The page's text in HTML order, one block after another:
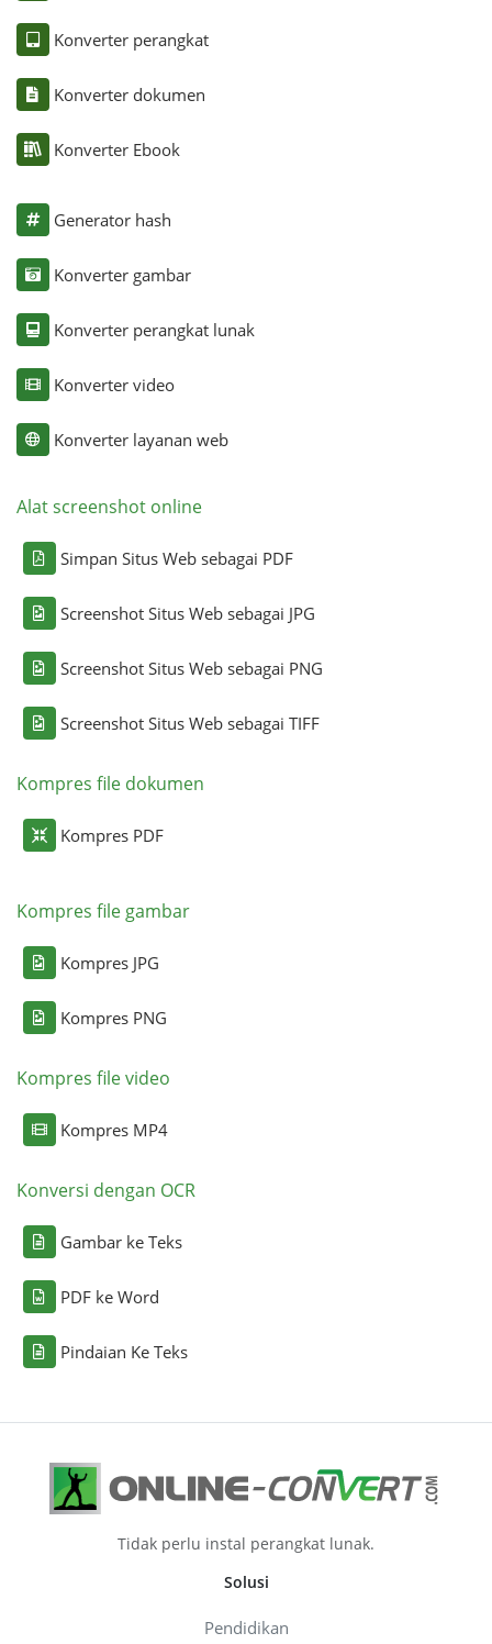
Konverter perangkat
Konverter dokumen
Konverter Ebook
Generator hash
Konverter gambar
Konverter perangkat lunak
Konverter video
Konverter layanan web
Alat screenshot online
Simpan Situs Web sebagai PDF
Screenshot Situs Web sebagai JPG
Screenshot Situs Web sebagai PNG
Screenshot Situs Web sebagai TIFF
Kompres file dokumen
Kompres PDF
Kompres file gambar
Kompres JPG
Kompres PNG
Kompres file video
Kompres MP4
Konversi dengan OCR
Gambar ke Teks
PDF ke Word
Pindaian Ke Teks
Tidak perlu instal perangkat lunak.
Solusi
Pendidikan